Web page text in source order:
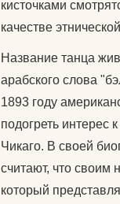
кисточками
качестве
Название танца
арабского слова
1893 году
подогреть интерес
Чикаго. В своей
считают, что своим
который